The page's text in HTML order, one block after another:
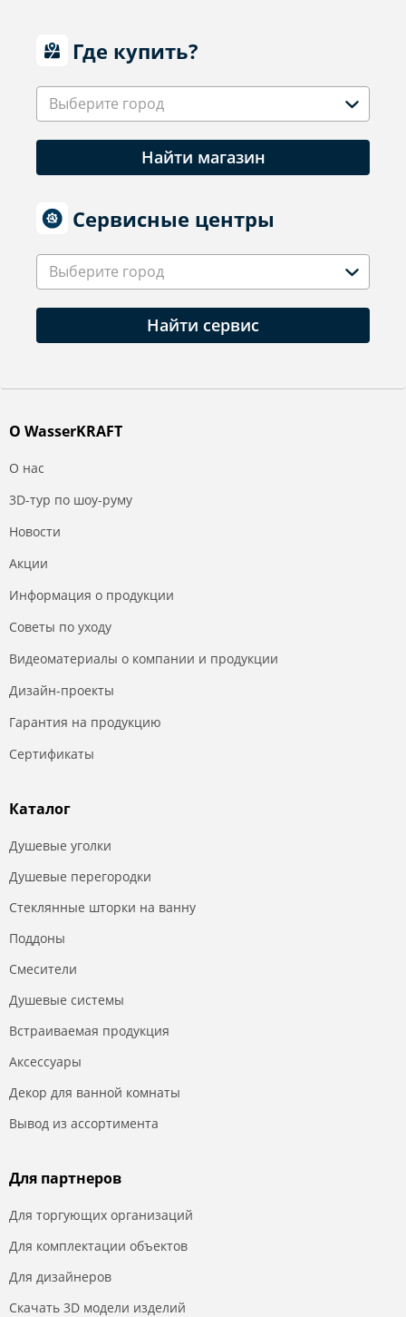
Где купить?
Выберите город
Найти магазин
Сервисные центры
Выберите город
Найти сервис
О WasserKRAFT
О нас
3D-тур по шоу-руму
Новости
Акции
Информация о продукции
Советы по уходу
Видеоматериалы о компании и продукции
Дизайн-проекты
Гарантия на продукцию
Сертификаты
Каталог
Душевые уголки
Душевые перегородки
Стеклянные шторки на ванну
Поддоны
Смесители
Душевые системы
Встраиваемая продукция
Аксессуары
Декор для ванной комнаты
Вывод из ассортимента
Для партнеров
Для торгующих организаций
Для комплектации объектов
Для дизайнеров
Скачать 3D модели изделий